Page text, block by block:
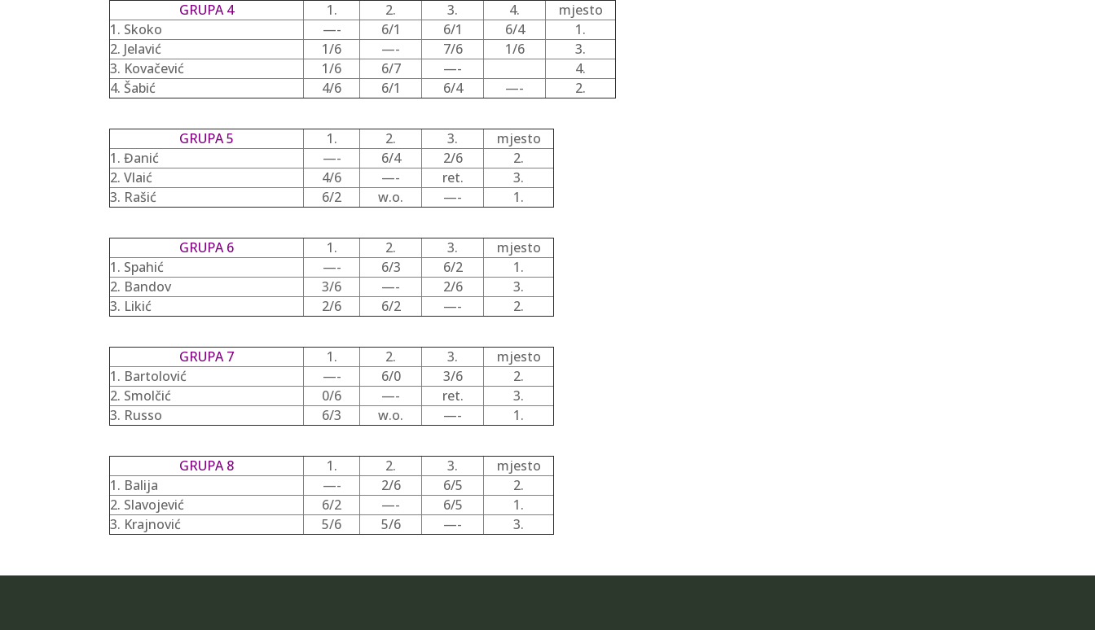
GRUPA 4 1. 2. 3. 4.
mjesto
1. Skoko
—- 6/1 6/1 6/4
1.
2. Jelavić
1/6 —- 7/6 1/6
3.
3. Kovačević
1/6 6/7 —-
4.
4. Šabić
4/6 6/1 6/4 —- 2.
GRUPA 5 1. 2. 3.
mjesto
1. Đanić
—- 6/4 2/6
2.
2. Vlaić
4/6 —- ret.
3.
3. Rašić
6/2 w.o. —- 1.
GRUPA 6 1. 2. 3.
mjesto
1. Spahić
—- 6/3 6/2
1.
2. Bandov
3/6 —- 2/6
3.
3. Likić
2/6 6/2 —- 2.
GRUPA 7 1. 2. 3.
mjesto
1. Bartolović
—- 6/0 3/6
2.
2. Smolčić
0/6 —- ret.
3.
3. Russo
6/3 w.o. —- 1.
GRUPA 8 1. 2. 3.
mjesto
1. Balija
—- 2/6 6/5
2.
2. Slavojević
6/2 —- 6/5
1.
3. Krajnović
5/6 5/6 —- 3.